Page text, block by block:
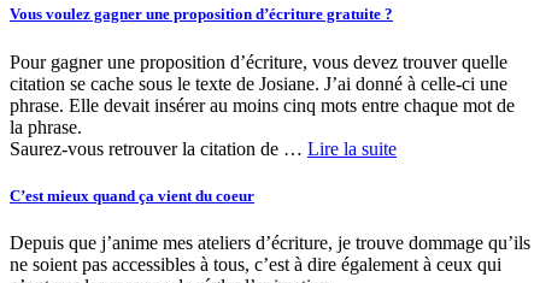
Vous voulez gagner une proposition d’écriture gratuite ?
Pour gagner une proposition d’écriture, vous devez trouver quelle
citation se cache sous le texte de Josiane. J’ai donné à celle-ci une
phrase. Elle devait insérer au moins cinq mots entre chaque mot de
la phrase.
Saurez-vous retrouver la citation de … Lire la suite
C’est mieux quand ça vient du coeur
Depuis que j’anime mes ateliers d’écriture, je trouve dommage qu’ils
ne soient pas accessibles à tous, c’est à dire également à ceux qui